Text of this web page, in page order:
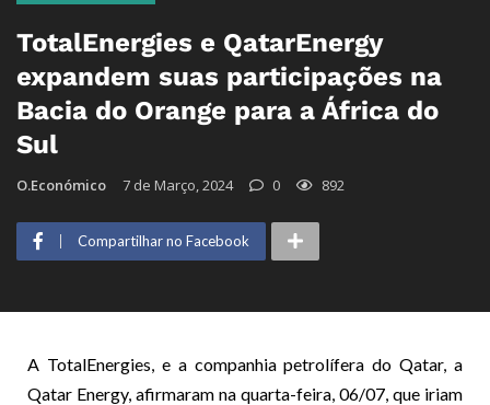
TotalEnergies e QatarEnergy
expandem suas participações na
Bacia do Orange para a África do
Sul
O.Económico 7 de Março, 2024 0 892
Compartilhar no Facebook
A TotalEnergies, e a companhia petrolífera do Qatar, a
Qatar Energy, afirmaram na quarta-feira, 06/07, que iriam